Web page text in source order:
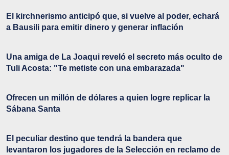
El kirchnerismo anticipó que, si vuelve al poder, echará
a Bausili para emitir dinero y generar inflación
Una amiga de La Joaqui reveló el secreto más oculto de
Tuli Acosta: "Te metiste con una embarazada"
Ofrecen un millón de dólares a quien logre replicar la
Sábana Santa
El peculiar destino que tendrá la bandera que
levantaron los jugadores de la Selección en reclamo de